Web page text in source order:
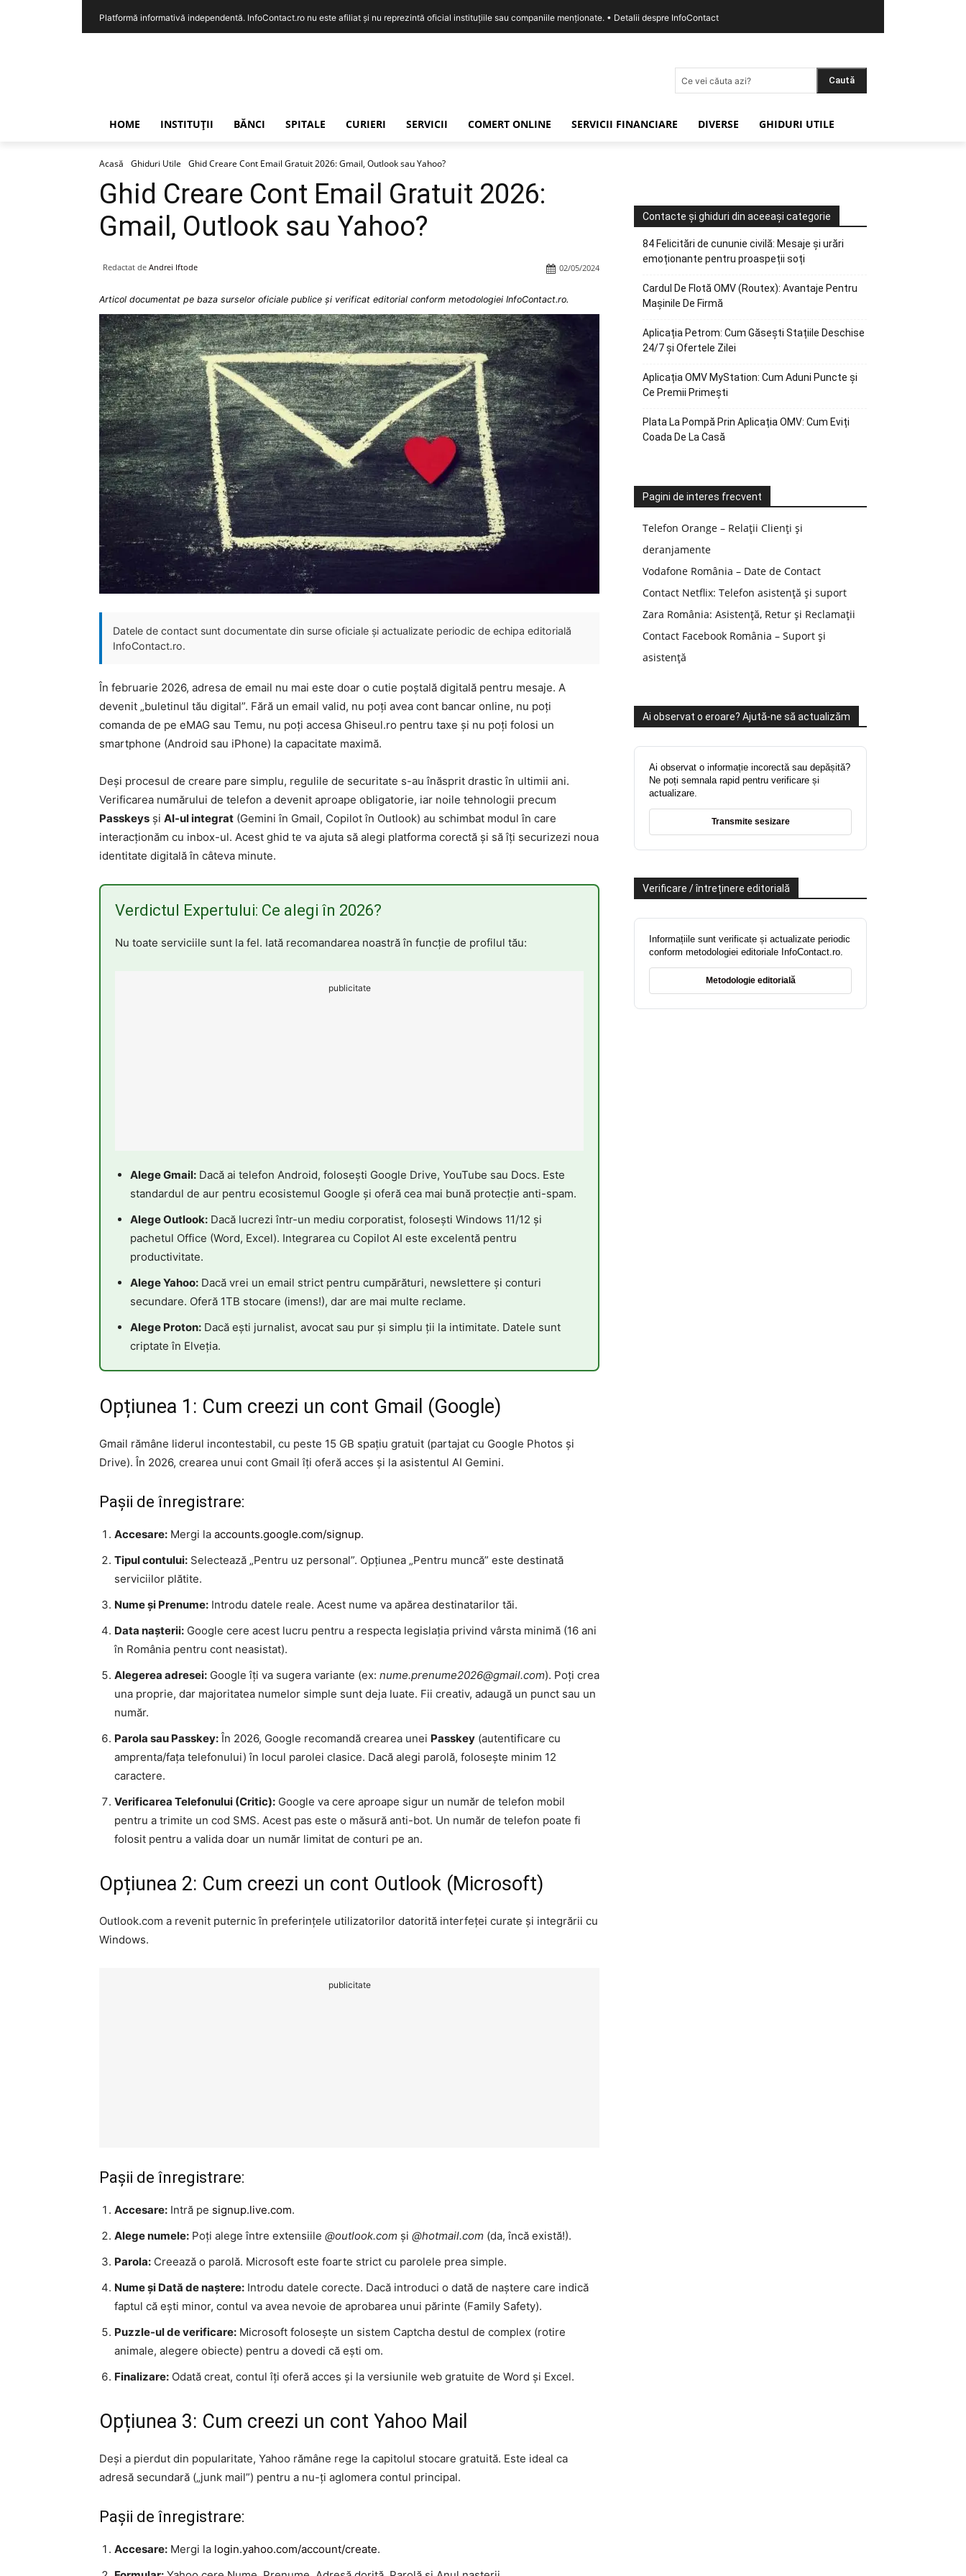
Platformă informativă independentă. InfoContact.ro nu este afiliat și nu reprezintă oficial instituțiile sau companiile menționate. • Detalii despre InfoContact
Ce vei căuta azi? Caută
HOME INSTITUȚII BĂNCI SPITALE CURIERI SERVICII COMERT ONLINE SERVICII FINANCIARE DIVERSE GHIDURI UTILE
Acasă Ghiduri Utile Ghid Creare Cont Email Gratuit 2026: Gmail, Outlook sau Yahoo?
Ghid Creare Cont Email Gratuit 2026:
Gmail, Outlook sau Yahoo?
Redactat de Andrei Iftode 02/05/2024
Articol documentat pe baza surselor oficiale publice și verificat editorial conform metodologiei InfoContact.ro.
Datele de contact sunt documentate din surse oficiale și actualizate periodic de echipa editorială
InfoContact.ro.
În februarie 2026, adresa de email nu mai este doar o cutie poștală digitală pentru mesaje. A
devenit „buletinul tău digital”. Fără un email valid, nu poți avea cont bancar online, nu poți
comanda de pe eMAG sau Temu, nu poți accesa Ghiseul.ro pentru taxe și nu poți folosi un
smartphone (Android sau iPhone) la capacitate maximă.
Deși procesul de creare pare simplu, regulile de securitate s-au înăsprit drastic în ultimii ani.
Verificarea numărului de telefon a devenit aproape obligatorie, iar noile tehnologii precum
Passkeys și AI-ul integrat (Gemini în Gmail, Copilot în Outlook) au schimbat modul în care
interacționăm cu inbox-ul. Acest ghid te va ajuta să alegi platforma corectă și să îți securizezi noua
identitate digitală în câteva minute.
Verdictul Expertului: Ce alegi în 2026?
Nu toate serviciile sunt la fel. Iată recomandarea noastră în funcție de profilul tău:
publicitate
Alege Gmail: Dacă ai telefon Android, folosești Google Drive, YouTube sau Docs. Este
standardul de aur pentru ecosistemul Google și oferă cea mai bună protecție anti-spam.
Alege Outlook: Dacă lucrezi într-un mediu corporatist, folosești Windows 11/12 și
pachetul Office (Word, Excel). Integrarea cu Copilot AI este excelentă pentru
productivitate.
Alege Yahoo: Dacă vrei un email strict pentru cumpărături, newslettere și conturi
secundare. Oferă 1TB stocare (imens!), dar are mai multe reclame.
Alege Proton: Dacă ești jurnalist, avocat sau pur și simplu ții la intimitate. Datele sunt
criptate în Elveția.
Opțiunea 1: Cum creezi un cont Gmail (Google)
Gmail rămâne liderul incontestabil, cu peste 15 GB spațiu gratuit (partajat cu Google Photos și
Drive). În 2026, crearea unui cont Gmail îți oferă acces și la asistentul AI Gemini.
Pașii de înregistrare:
Accesare: Mergi la accounts.google.com/signup.
Tipul contului: Selectează „Pentru uz personal”. Opțiunea „Pentru muncă” este destinată
serviciilor plătite.
Nume și Prenume: Introdu datele reale. Acest nume va apărea destinatarilor tăi.
Data nașterii: Google cere acest lucru pentru a respecta legislația privind vârsta minimă (16 ani
în România pentru cont neasistat).
Alegerea adresei: Google îți va sugera variante (ex: nume.prenume2026@gmail.com). Poți crea
una proprie, dar majoritatea numelor simple sunt deja luate. Fii creativ, adaugă un punct sau un
număr.
Parola sau Passkey: În 2026, Google recomandă crearea unei Passkey (autentificare cu
amprenta/fața telefonului) în locul parolei clasice. Dacă alegi parolă, folosește minim 12
caractere.
Verificarea Telefonului (Critic): Google va cere aproape sigur un număr de telefon mobil
pentru a trimite un cod SMS. Acest pas este o măsură anti-bot. Un număr de telefon poate fi
folosit pentru a valida doar un număr limitat de conturi pe an.
Opțiunea 2: Cum creezi un cont Outlook (Microsoft)
Outlook.com a revenit puternic în preferințele utilizatorilor datorită interfeței curate și integrării cu
Windows.
publicitate
Pașii de înregistrare:
Accesare: Intră pe signup.live.com.
Alege numele: Poți alege între extensiile @outlook.com și @hotmail.com (da, încă există!).
Parola: Creează o parolă. Microsoft este foarte strict cu parolele prea simple.
Nume și Dată de naștere: Introdu datele corecte. Dacă introduci o dată de naștere care indică
faptul că ești minor, contul va avea nevoie de aprobarea unui părinte (Family Safety).
Puzzle-ul de verificare: Microsoft folosește un sistem Captcha destul de complex (rotire
animale, alegere obiecte) pentru a dovedi că ești om.
Finalizare: Odată creat, contul îți oferă acces și la versiunile web gratuite de Word și Excel.
Opțiunea 3: Cum creezi un cont Yahoo Mail
Deși a pierdut din popularitate, Yahoo rămâne rege la capitolul stocare gratuită. Este ideal ca
adresă secundară („junk mail”) pentru a nu-ți aglomera contul principal.
Pașii de înregistrare:
Accesare: Mergi la login.yahoo.com/account/create.
Contacte și ghiduri din aceeași categorie
84 Felicitări de cununie civilă: Mesaje și urări
emoționante pentru proaspeții soți
Cardul De Flotă OMV (Routex): Avantaje Pentru
Mașinile De Firmă
Aplicația Petrom: Cum Găsești Stațiile Deschise
24/7 și Ofertele Zilei
Aplicația OMV MyStation: Cum Aduni Puncte și
Ce Premii Primești
Plata La Pompă Prin Aplicația OMV: Cum Eviți
Coada De La Casă
Pagini de interes frecvent
Telefon Orange – Relații Clienți și
deranjamente
Vodafone România – Date de Contact
Contact Netflix: Telefon asistență și suport
Zara România: Asistență, Retur și Reclamații
Contact Facebook România – Suport și
asistență
Ai observat o eroare? Ajută-ne să actualizăm
Ai observat o informație incorectă sau depășită?
Ne poți semnala rapid pentru verificare și
actualizare.
Transmite sesizare
Verificare / întreținere editorială
Informațiile sunt verificate și actualizate periodic
conform metodologiei editoriale InfoContact.ro.
Metodologie editorială